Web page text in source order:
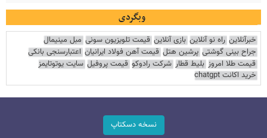
وبگردی
خبرآنلاین راه نو آنلاین بازی آنلاین قیمت تلویزیون سونی مبل مینیمال
جراح بینی گوشتی پرشین هتل قیمت آهن فولاد ایرانیان اعتبارسنجی بانکی
قیمت طلا امروز بلیط قطار شرکت رادوکو قیمت پروفیل سایت یوتوتایمز
خرید اکانت chatgpt
نسخه دسکتاپ